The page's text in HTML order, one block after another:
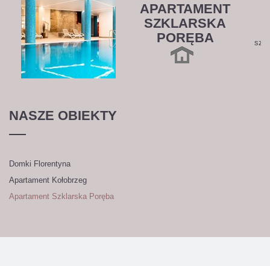
APARTAMENT
SZKLARSKA
PORĘBA
NASZE OBIEKTY
Domki Florentyna
Apartament Kołobrzeg
Apartament Szklarska Poręba